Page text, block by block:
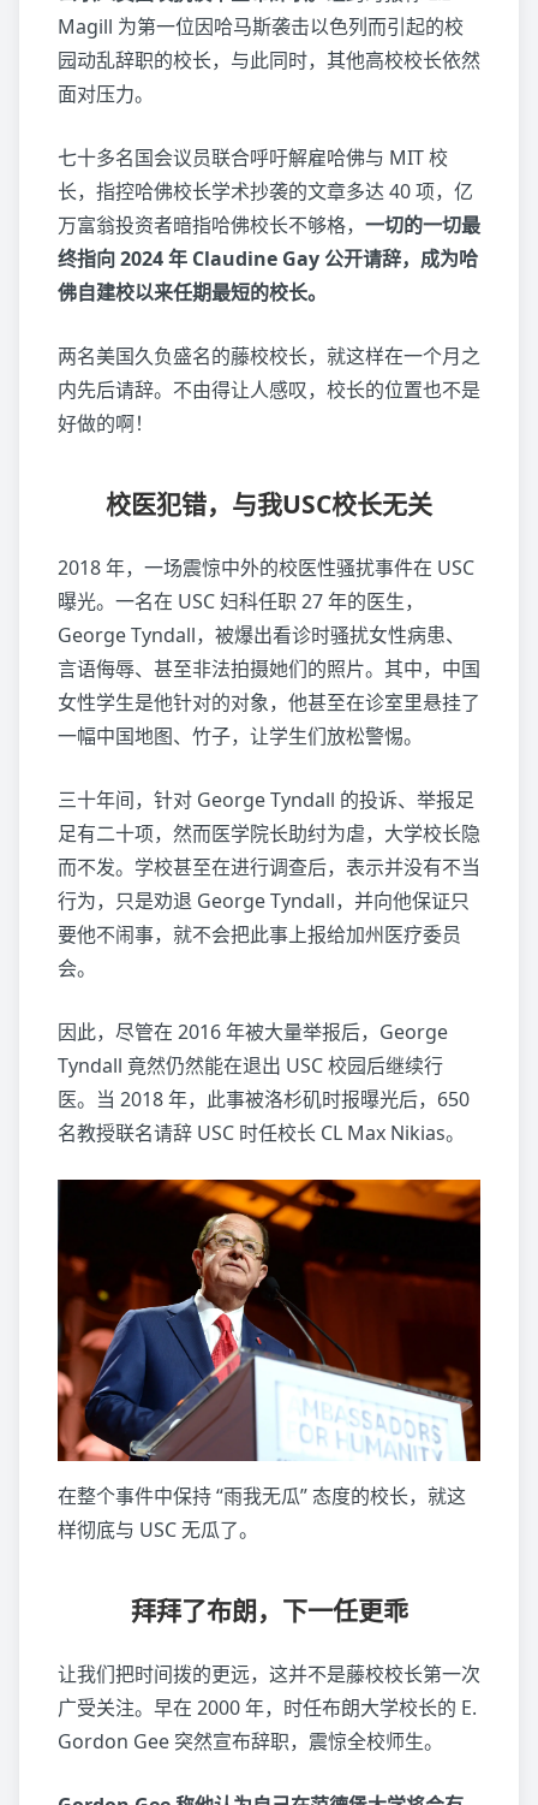
Magill 为第一位因哈马斯袭击以色列而引起的校
园动乱辞职的校长，与此同时，其他高校校长依然
面对压力。
七十多名国会议员联合呼吁解雇哈佛与 MIT 校
长，指控哈佛校长学术抄袭的文章多达 40 项，亿
万富翁投资者暗指哈佛校长不够格， 一切的一切最
终指向 2024 年 Claudine Gay 公开请辞，成为哈
佛自建校以来任期最短的校长。
两名美国久负盛名的藤校校长，就这样在一个月之
内先后请辞。不由得让人感叹，校长的位置也不是
好做的啊！
校医犯错，与我USC校长无关
2018 年，一场震惊中外的校医性骚扰事件在 USC
曝光。一名在 USC 妇科任职 27 年的医生，
George Tyndall，被爆出看诊时骚扰女性病患、
言语侮辱、甚至非法拍摄她们的照片。其中，中国
女性学生是他针对的对象，他甚至在诊室里悬挂了
一幅中国地图、竹子，让学生们放松警惕。
三十年间，针对 George Tyndall 的投诉、举报足
足有二十项，然而医学院长助纣为虐，大学校长隐
而不发。学校甚至在进行调查后，表示并没有不当
行为，只是劝退 George Tyndall，并向他保证只
要他不闹事，就不会把此事上报给加州医疗委员
会。
因此，尽管在 2016 年被大量举报后，George
Tyndall 竟然仍然能在退出 USC 校园后继续行
医。当 2018 年，此事被洛杉矶时报曝光后，650
名教授联名请辞 USC 时任校长 CL Max Nikias。
在整个事件中保持 “雨我无瓜” 态度的校长，就这
样彻底与 USC 无瓜了。
拜拜了布朗，下一任更乖
让我们把时间拨的更远，这并不是藤校校长第一次
广受关注。早在 2000 年，时任布朗大学校长的 E.
Gordon Gee 突然宣布辞职，震惊全校师生。